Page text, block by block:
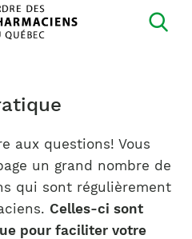
aux questions! Vous
un grand nombre de
qui sont régulièrement
Celles-ci sont
pour faciliter votre